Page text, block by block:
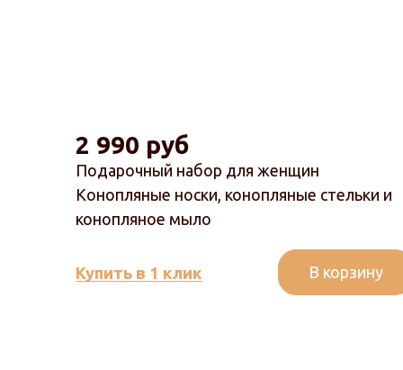
Подарочный набор для женщин
Конопляные носки, конопляные стельки и
конопляное мыло
2 990 руб
Купить в 1 клик В корзину